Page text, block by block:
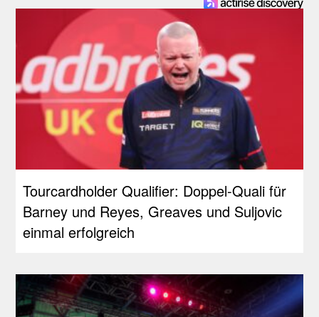
Tourcardholder Qualifier: Doppel-Quali für
Barney und Reyes, Greaves und Suljovic
einmal erfolgreich